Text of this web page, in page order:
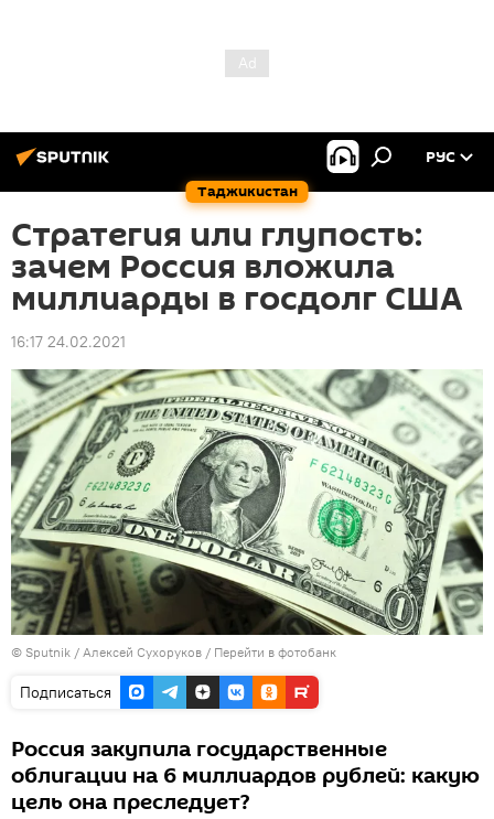
Таджикистан
РУС
Стратегия или глупость:
зачем Россия вложила
миллиарды в госдолг США
16:17 24.02.2021
© Sputnik / Алексей Сухоруков / Перейти в фотобанк
Подписаться
Россия закупила государственные
облигации на 6 миллиардов рублей: какую
цель она преследует?